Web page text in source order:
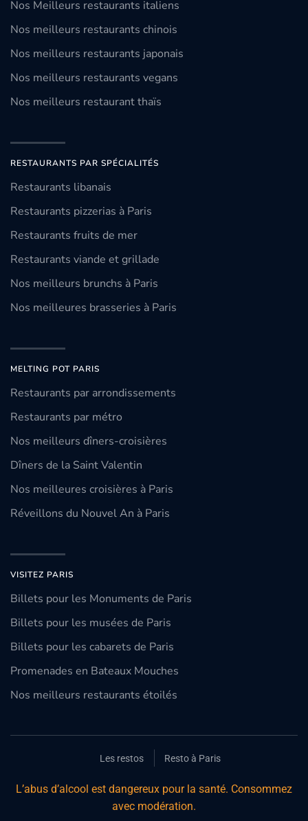
Nos Meilleurs restaurants italiens
Nos meilleurs restaurants chinois
Nos meilleurs restaurants japonais
Nos meilleurs restaurants vegans
Nos meilleurs restaurant thaïs
RESTAURANTS PAR SPÉCIALITÉS
Restaurants libanais
Restaurants pizzerias à Paris
Restaurants fruits de mer
Restaurants viande et grillade
Nos meilleurs brunchs à Paris
Nos meilleures brasseries à Paris
MELTING POT PARIS
Restaurants par arrondissements
Restaurants par métro
Nos meilleurs dîners-croisières
Dîners de la Saint Valentin
Nos meilleures croisières à Paris
Réveillons du Nouvel An à Paris
VISITEZ PARIS
Billets pour les Monuments de Paris
Billets pour les musées de Paris
Billets pour les cabarets de Paris
Promenades en Bateaux Mouches
Nos meilleurs restaurants étoilés
Les restos Resto à Paris
L’abus d’alcool est dangereux pour la santé. Consommez
avec modération.